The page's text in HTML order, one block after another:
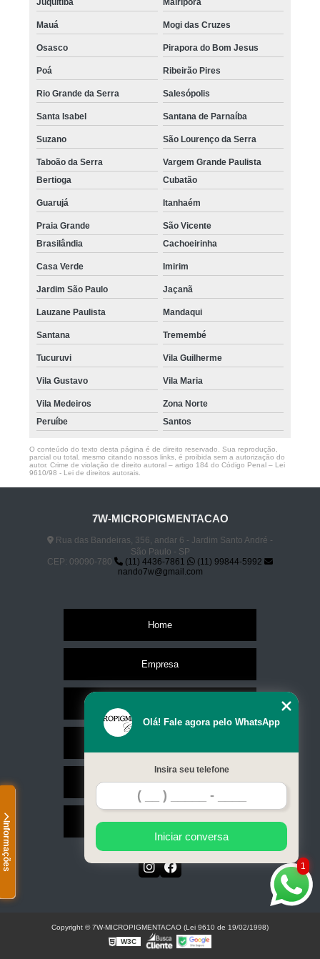
Informações
Mauá Mogi das Cruzes
Osasco Pirapora do Bom Jesus
Poá Ribeirão Pires
Rio Grande da Serra Salesópolis
Santa Isabel Santana de Parnaíba
Suzano São Lourenço da Serra
Taboão da Serra
Vargem Grande Paulista
Bertioga
Cubatão
Guarujá Itanhaém
Praia Grande
São Vicente
Brasilândia
Cachoeirinha
Casa Verde Imirim
Jardim São Paulo Jaçanã
Lauzane Paulista Mandaqui
Santana Tremembé
Tucuruvi Vila Guilherme
Vila Gustavo Vila Maria
Vila Medeiros
Zona Norte
Peruíbe
Santos
O conteúdo do texto desta página é de direito reservado. Sua reprodução,
parcial ou total, mesmo citando nossos links, é proibida sem a autorização do
autor. Crime de violação de direito autoral – artigo 184 do Código Penal – Lei
9610/98 - Lei de direitos autorais
7W-MICROPIGMENTACAO
Rua das Bandeiras, 356, andar 6 - Jardim Santo André -
São Paulo - SP
CEP: 09090-780
(11) 4436-7861
(11) 99844-5992
nando7w@gmail.com
Home
Empresa
Contato
Mapa do site
1
Olá! Fale agora pelo WhatsApp
Insira seu telefone
Iniciar conversa
Copyright © 7W-MICROPIGMENTACAO (Lei 9610 de 19/02/1998)
W3C